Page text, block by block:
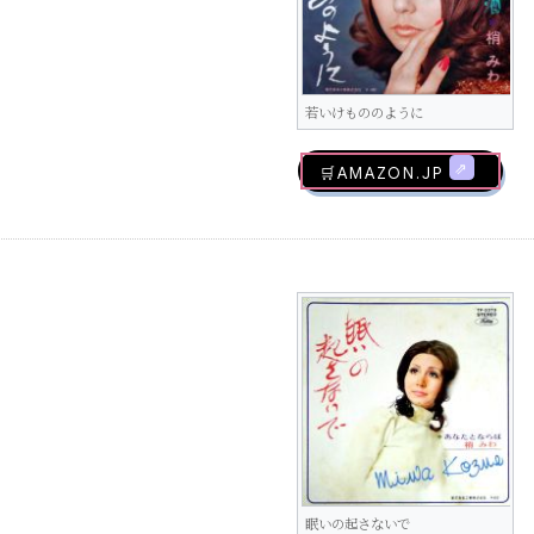
若いけもののように
🛒AMAZON.jp
眠いの起さないで